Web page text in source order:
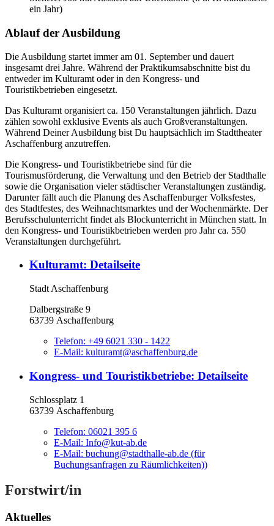
ein Jahr)
Ablauf der Ausbildung
Die Ausbildung startet immer am 01. September und dauert
insgesamt drei Jahre. Während der Praktikumsabschnitte bist du
entweder im Kulturamt oder in den Kongress- und
Touristikbetrieben eingesetzt.
Das Kulturamt organisiert ca. 150 Veranstaltungen jährlich. Dazu
zählen sowohl exklusive Events als auch Großveranstaltungen.
Während Deiner Ausbildung bist Du hauptsächlich im Stadttheater
Aschaffenburg anzutreffen.
Die Kongress- und Touristikbetriebe sind für die
Tourismusförderung, die Verwaltung und den Betrieb der Stadthalle
sowie die Organisation vieler städtischer Veranstaltungen zuständig.
Darunter fällt auch die Planung des Aschaffenburger Volksfestes,
des Stadtfestes, des Weihnachtsmarktes und der Wochenmärkte. Der
Berufsschulunterricht findet als Blockunterricht in München statt. In
den Kongress- und Touristikbetrieben werden pro Jahr ca. 550
Veranstaltungen durchgeführt.
Kulturamt: Detailseite
Stadt Aschaffenburg
Dalbergstraße 9
63739 Aschaffenburg
Telefon: +49 6021 330 - 1422
E-Mail: kulturamt@aschaffenburg.de
Kongress- und Touristikbetriebe: Detailseite
Schlossplatz 1
63739 Aschaffenburg
Telefon: 06021 395 6
E-Mail: Info@kut-ab.de
E-Mail: buchung@stadthalle-ab.de (für
Buchungsanfragen zu Räumlichkeiten))
Forstwirt/in
Aktuelles